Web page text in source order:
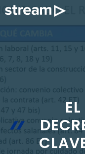
Saltar